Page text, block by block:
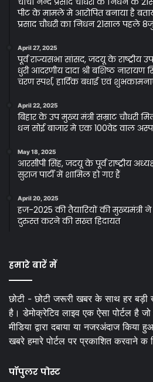
पीट के मामले मे आरोपित बनाया है
प्रसाद चौधरी का निधन 21साल पहले
April 27, 2025
पूर्व राज्यसभा सांसद, जदयू के राष्ट्रीय
धुरी आदरणीय दादा श्री बशिष्ठ
चरण स्पर्श, हार्दिक बधाई एवं
April 22, 2025
बिहार के उप मुख्य मंत्री सम्राट चौधरी
धन सोई बाजार मे एक 100वेड वाल
May 18, 2025
आरसीपी सिंह, जदयू के पूर्व राष्ट्रीय
सुराज पार्टी में शामिल हो गए हैं
April 20, 2025
हज-2025 की तैयारियों की मुख्यमंत्री ने
दुरुस्त करने की सख्त हिदायत
हमारे बारें में
छोटी - छोटी जरूरी खबर के साथ हर बड़ी
है। डेमोक्रेटिव लाइव एक ऐसा पोर्टल है
मीडिया द्वारा दबाया या नजरअंदाज
खबरे हमारे पोर्टल पर प्रकाशित करवाने
पॉपुलर पोस्ट